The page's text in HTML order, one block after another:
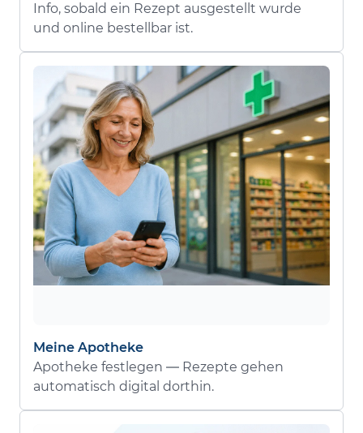
Info, sobald ein Rezept ausgestellt wurde
und online bestellbar ist.
Meine Apotheke
Apotheke festlegen — Rezepte gehen
automatisch digital dorthin.